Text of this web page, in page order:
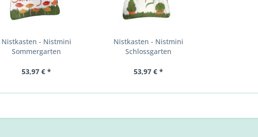
Nistkasten - Nistmini
Sommergarten
53,97 € *
Nistkasten - Nistmini
Schlossgarten
53,97 € *